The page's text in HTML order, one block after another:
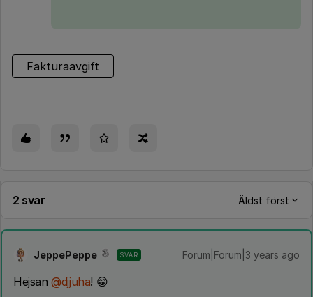
Fakturaavgift
2 svar Äldst först
JeppePeppe SVAR Forum|Forum|3 years ago
Hejsan@djjuha! 😁